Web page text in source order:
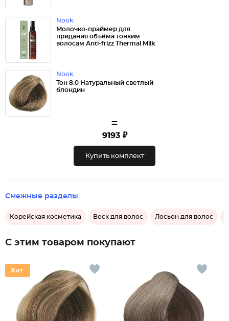
Nook
Mолочко-праймер для
придания объёма тонким
волосам Аnti-frizz Thermal Milk
Nook
Тон 8.0 Натуральный светлый
блондин
=
9193 ₽
Купить комплект
Смежные разделы
Корейская косметика Воск для волос Лосьон для волос
С этим товаром покупают